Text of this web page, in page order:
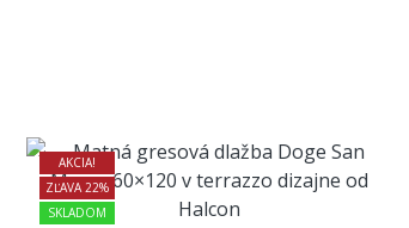
AKCIA!
ZĽAVA 22%
SKLADOM